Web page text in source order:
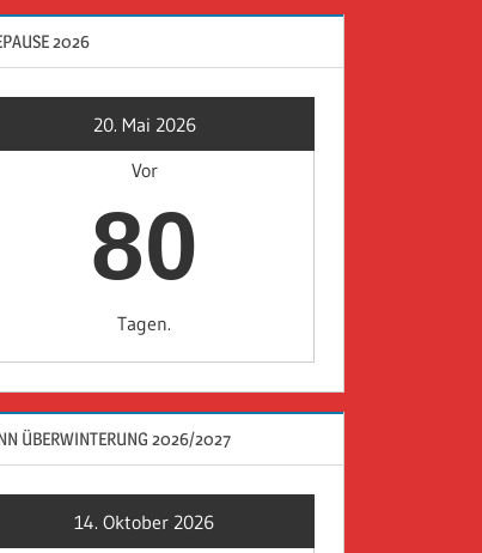
2026
20. Mai 2026
Vor
80
Tagen.
ÜBERWINTERUNG 2026/2027
14. Oktober 2026